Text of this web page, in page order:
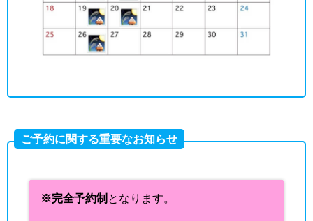
ご予約に関する重要なお知らせ
※完全予約制 となります。